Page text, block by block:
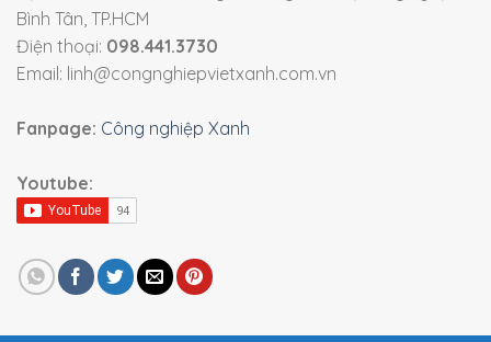
Bình Tân, TP.HCM
Điện thoại: 098.441.3730
Email: linh@congnghiepvietxanh.com.vn
Fanpage: Công nghiệp Xanh
Youtube: